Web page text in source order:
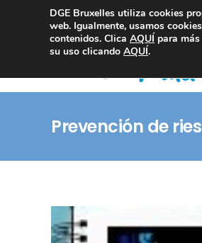
Consultoría Compliance
Prevención de
DGE Bruxelles utiliza cookies
web. Igualmente, usamos
contenidos. Clica AQUÍ para
su uso clicando AQUÍ.